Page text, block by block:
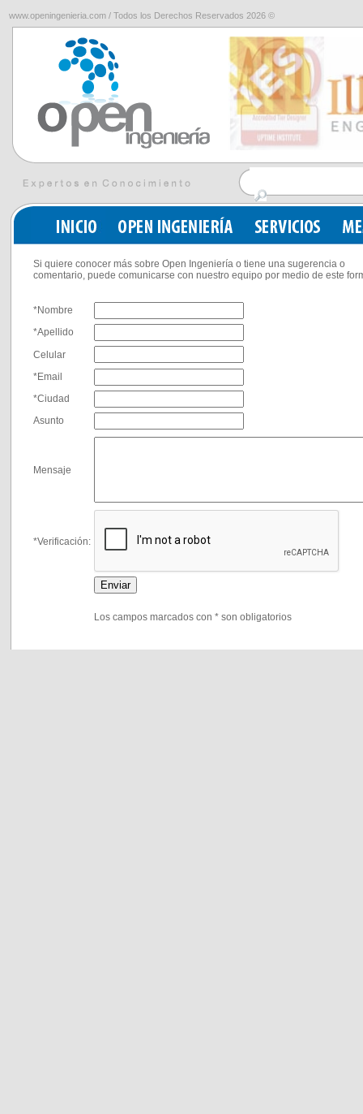
www.openingenieria.com / Todos los Derechos Reservados 2026 ©
Si quiere conocer más sobre Open Ingeniería o tiene una sugerencia o
comentario, puede comunicarse con nuestro equipo por medio de este
*Nombre
*Apellido
Celular
*Email
*Ciudad
Asunto
Mensaje
*Verificación:
Los campos marcados con * son obligatorios